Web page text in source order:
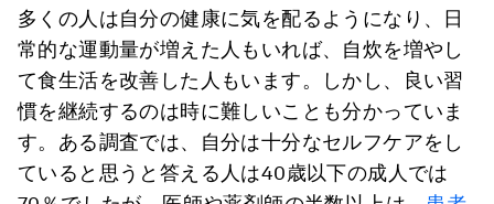
多くの人は自分の健康に気を配るようになり、日
常的な運動量が増えた人もいれば、自炊を増やし
て食生活を改善した人もいます。しかし、良い習
慣を継続するのは時に難しいことも分かっていま
す。ある調査では、自分は十分なセルフケアをし
ていると思うと答える人は40歳以下の成人では